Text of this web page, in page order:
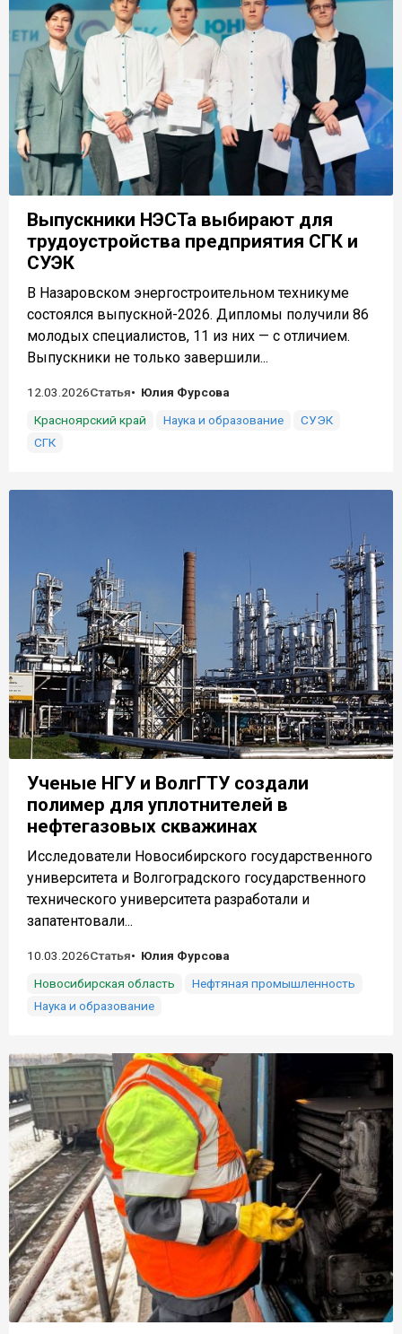
Выпускники НЭСТа выбирают для
трудоустройства предприятия СГК и
СУЭК
В Назаровском энергостроительном техникуме
состоялся выпускной-2026. Дипломы получили 86
молодых специалистов, 11 из них — с отличием.
Выпускники не только завершили...
12.03.2026Статья
Юлия Фурсова
Красноярский край
Наука и образование
СУЭК
СГК
Ученые НГУ и ВолгГТУ создали
полимер для уплотнителей в
нефтегазовых скважинах
Исследователи Новосибирского государственного
университета и Волгоградского государственного
технического университета разработали и
запатентовали...
10.03.2026Статья
Юлия Фурсова
Новосибирская область
Нефтяная промышленность
Наука и образование